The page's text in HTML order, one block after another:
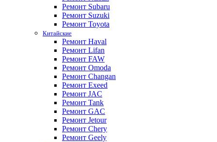
Ремонт Subaru
Ремонт Suzuki
Ремонт Toyota
Китайские
Ремонт Haval
Ремонт Lifan
Ремонт FAW
Ремонт Omoda
Ремонт Changan
Ремонт Exeed
Ремонт JAC
Ремонт Tank
Ремонт GAC
Ремонт Jetour
Ремонт Chery
Ремонт Geely